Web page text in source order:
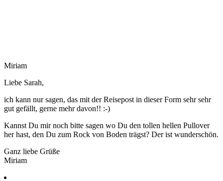
Miriam
Liebe Sarah,
ich kann nur sagen, das mit der Reisepost in dieser Form sehr sehr
gut gefällt, gerne mehr davon!! :-)
Kannst Du mir noch bitte sagen wo Du den tollen hellen Pullover
her hast, den Du zum Rock von Boden trägst? Der ist wunderschön.
Ganz liebe Grüße
Miriam